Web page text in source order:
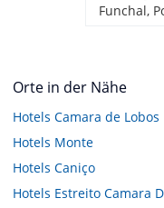
Funchal,
Orte in der Nähe
Hotels Camara de Lobos
Hotels Monte
Hotels Caniço
Hotels Estreito Camara